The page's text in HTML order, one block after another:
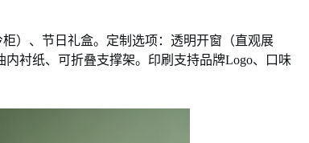
）、节日礼盒。定制选项：透明开窗（直观展
内衬纸、可折叠支撑架。印刷支持品牌Logo、口味